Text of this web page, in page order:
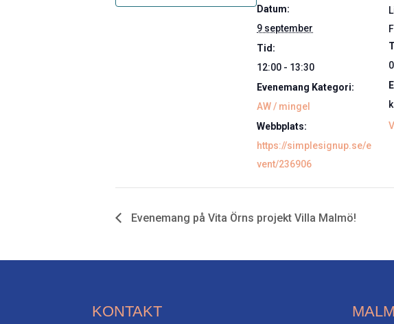
Datum:
9 september
Tid:
12:00 - 13:30
Evenemang Kategori:
AW / mingel
Webbplats:
https://simplesignup.se/e
vent/236906
Evenemang på Vita Örns projekt Villa Malmö!
KONTAKT